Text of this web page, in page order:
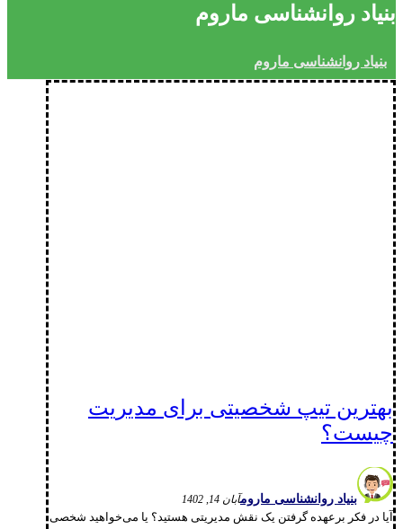
بنیاد روانشناسی ماروم
بنیاد روانشناسی ماروم
بهترین تیپ شخصیتی برای مدیریت
چیست؟
بنیاد روانشناسی مارومآبان 14, 1402
آیا در فکر برعهده گرفتن یک نقش مدیریتی هستید؟ یا می‌خواهید شخصی